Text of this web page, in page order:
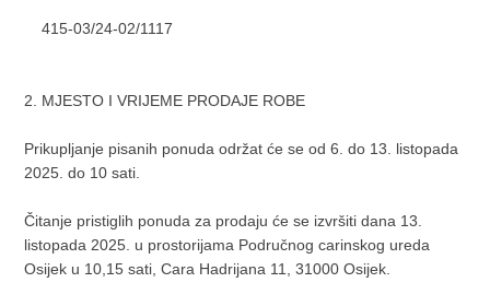
415-03/24-02/1117
2. MJESTO I VRIJEME PRODAJE ROBE
Prikupljanje pisanih ponuda održat će se od 6. do 13. listopada
2025. do 10 sati.
Čitanje pristiglih ponuda za prodaju će se izvršiti dana 13.
listopada 2025. u prostorijama Područnog carinskog ureda
Osijek u 10,15 sati, Cara Hadrijana 11, 31000 Osijek.